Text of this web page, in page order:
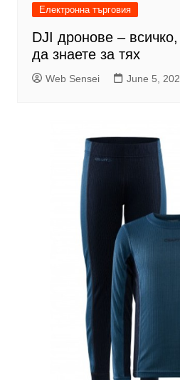
Електронна търговия
DJI дронове –
да знаете за тях
Web Sensei June 5,